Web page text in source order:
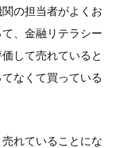
の担当者がよくお
、金融リテラシー
して売れていると
なくて買っている
れていることにな